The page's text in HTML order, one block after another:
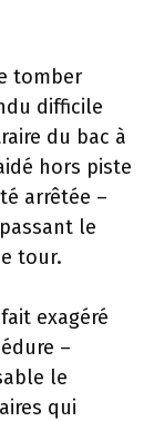
tomber
difficile
du bac à
hors piste
arrêtée –
le
tour.
exagéré
–
le
qui